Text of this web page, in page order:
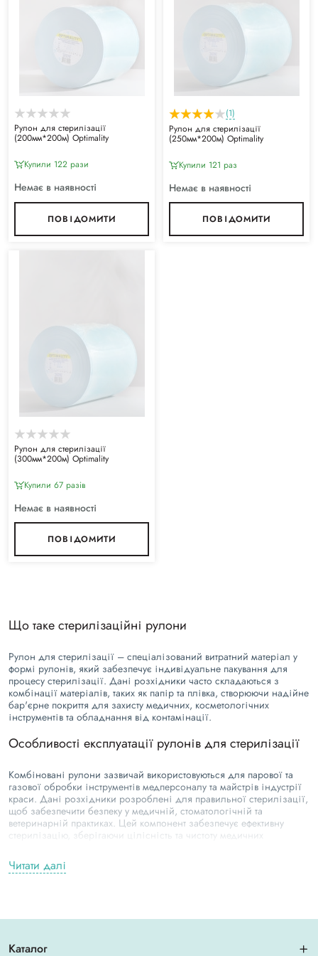
Рулон для стерилізації
(200мм*200м) Optimality
Купили 122 рази
Немає в наявності
ПОВІДОМИТИ
(1)
Рулон для стерилізації
(250мм*200м) Optimality
Купили 121 раз
Немає в наявності
ПОВІДОМИТИ
Рулон для стерилізації
(300мм*200м) Optimality
Купили 67 разiв
Немає в наявності
ПОВІДОМИТИ
Що таке стерилізаційні рулони
Рулон для стерилізації – спеціалізований витратний матеріал у
формі рулонів, який забезпечує індивідуальне пакування для
процесу стерилізації. Дані розхідники часто складаються з
комбінації матеріалів, таких як папір та плівка, створюючи надійне
бар'єрне покриття для захисту медичних, косметологічних
інструментів та обладнання від контамінації.
Особливості експлуатації рулонів для стерилізації
Комбіновані рулони зазвичай використовуються для парової та
газової обробки інструментів медперсоналу та майстрів індустрії
краси. Дані розхідники розроблені для правильної стерилізації,
щоб забезпечити безпеку у медичній, стоматологічній та
ветеринарній практиках. Цей компонент забезпечує ефективну
стерилізацію, зберігаючи цілісність та чистоту медичних
Переваги:
Читати далі
Каталог